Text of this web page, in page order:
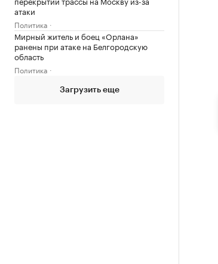
атаки
Политика
Мирный житель и боец «Орлана»
ранены при атаке на Белгородскую
область
Политика
Загрузить еще